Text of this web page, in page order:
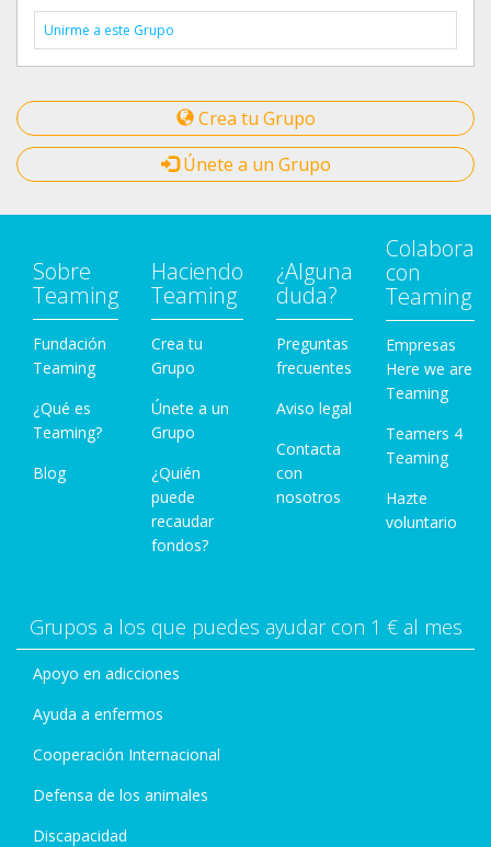
Unirme a este Grupo
Crea tu Grupo
Únete a un Grupo
Sobre
Teaming
Fundación
Teaming
¿Qué es
Teaming?
Blog
Haciendo
Teaming
Crea tu
Grupo
Únete a un
Grupo
¿Quién
puede
recaudar
fondos?
¿Alguna
duda?
Preguntas
frecuentes
Aviso legal
Contacta
con
nosotros
Colabora
con
Teaming
Empresas
Here we are
Teaming
Teamers 4
Teaming
Hazte
voluntario
Grupos a los que puedes ayudar con 1 € al mes
Apoyo en adicciones
Ayuda a enfermos
Cooperación Internacional
Defensa de los animales
Discapacidad